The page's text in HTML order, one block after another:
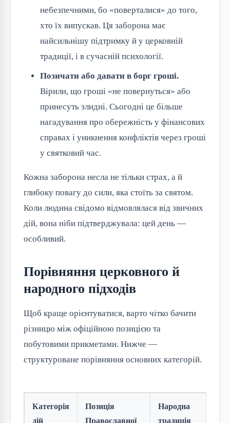
небезпечними, бо «поверталися» до того,
хто їх випускав. Ця заборона має
найсильнішу підтримку й у церковній
традиції, і в сучасній психології.
Позичати або давати в борг гроші.
Вірили, що гроші «не повернуться» або
принесуть злидні. Сьогодні це більше
нагадування про обережність у фінансових
справах і уникнення конфліктів через гроші
у святковий час.
Кожна заборона несла не тільки страх, а й
глибоку повагу до сили, яка стоїть за святом.
Коли людина свідомо відмовлялася від звичних
дій, вона ніби підтверджувала: цей день —
особливий.
Порівняння церковного й
народного підходів
Щоб краще орієнтуватися, варто чітко бачити
різницю між офіційною позицією та
побутовими прикметами. Нижче —
структуроване порівняння основних категорій.
Категорія
дій
Позиція
Православної
Народна
традиція